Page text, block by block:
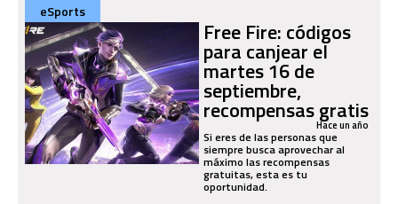
eSports
Free Fire: códigos
para canjear el
martes 16 de
septiembre,
recompensas gratis
Hace un año
Si eres de las personas que
siempre busca aprovechar al
máximo las recompensas
gratuitas, esta es tu
oportunidad.